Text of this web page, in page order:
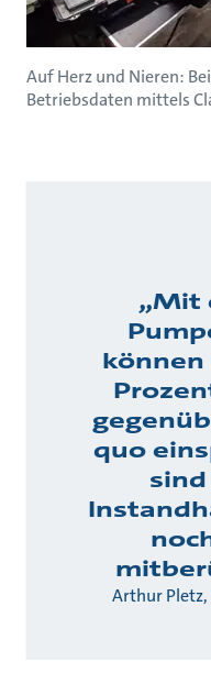
Auf Herz und Nieren:
Betriebsdaten mittels
„Mit
quo
Arthur Pletz,